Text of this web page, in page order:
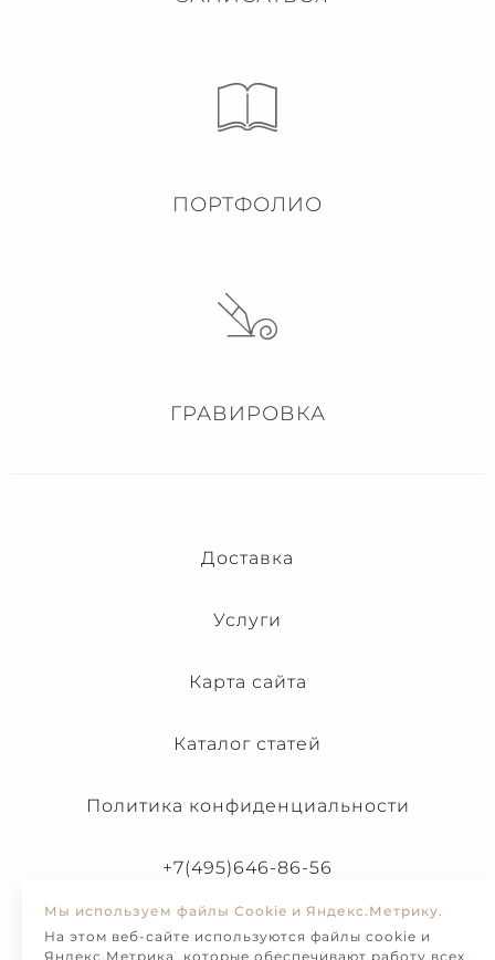
ПОРТФОЛИО
ГРАВИРОВКА
Доставка
Услуги
Карта сайта
Каталог статей
Политика конфиденциальности
+7(495)646-86-56
Мы используем файлы Cookie и Яндекс.Метрику.
На этом веб-сайте используются файлы cookie и
Яндекс.Метрика, которые обеспечивают работу всех